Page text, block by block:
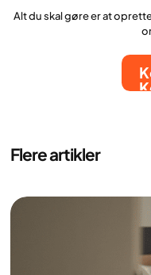
Alt du skal gøre er at
Flere artikler